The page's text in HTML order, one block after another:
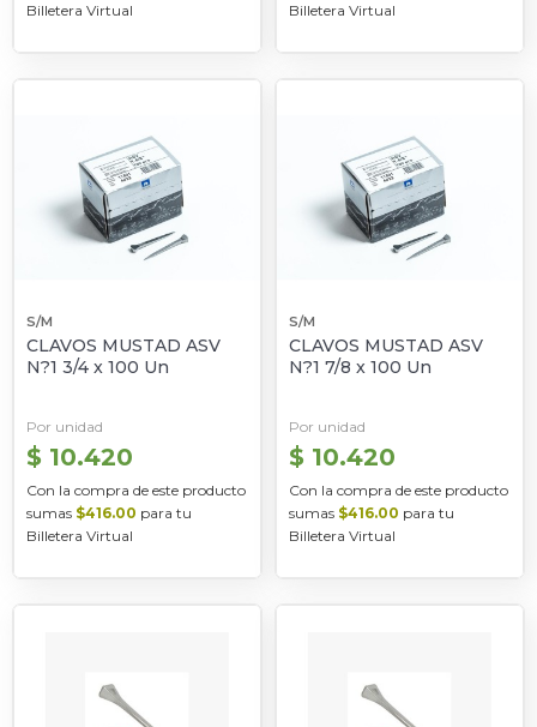
Billetera Virtual
Billetera Virtual
S/M
CLAVOS MUSTAD ASV
N?1 3/4 x 100 Un
Por unidad
$ 10.420
Con la compra de este producto
sumas $416.00 para tu
Billetera Virtual
S/M
CLAVOS MUSTAD ASV
N?1 7/8 x 100 Un
Por unidad
$ 10.420
Con la compra de este producto
sumas $416.00 para tu
Billetera Virtual